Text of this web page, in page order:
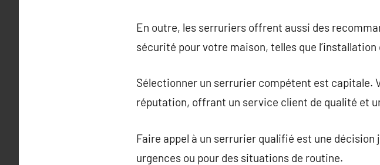
En outre, les serruriers offrent aussi des
sécurité pour votre maison, telles que
Sélectionner un serrurier compétent est capitale.
réputation, offrant un service client de qualité et
Faire appel à un serrurier qualifié est une
urgences ou pour des situations de routine.